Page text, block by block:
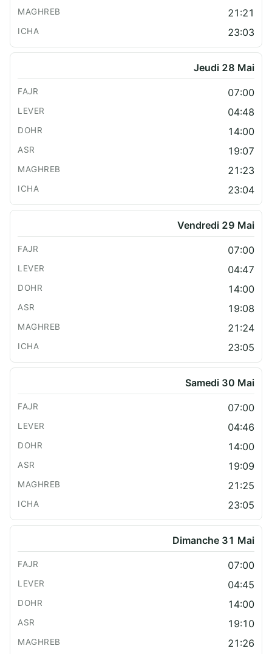
21:21
23:03
Jeudi 28 Mai
07:00
04:48
14:00
19:07
21:23
23:04
Vendredi 29 Mai
07:00
04:47
14:00
19:08
21:24
23:05
Samedi 30 Mai
07:00
04:46
14:00
19:09
21:25
23:05
Dimanche 31 Mai
07:00
04:45
14:00
19:10
21:26